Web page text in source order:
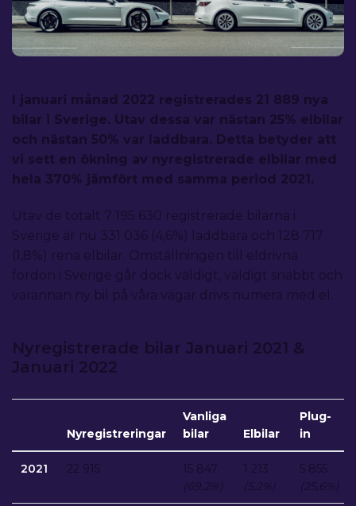
I januari månad 2022 registrerades 21 889 nya
bilar i Sverige. Utav dessa var nästan 25% elbilar
och nästan 50% var laddbara. Detta betyder att
vi sett en ökning av nyregistrerade elbilar med
hela 370% jämfört med samma period 2021.
Utav de totalt 7 195 630 registrerade bilarna i
Sverige är nu 331 036 (4,6%) laddbara och 128 717
(1,8%) rena elbilar. Omställningen till eldrivna
fordon i Sverige går dock väldigt, väldigt snabbt och
varannan ny bil på våra vägar drivs numera med el.
Nyregistrerade bilar Januari 2021 &
Januari 2022
Nyregistreringar
Vanliga
bilar
Elbilar
Plug-
in
2021 22 915
15 847
(69,2%)
1 213
(5,2%)
5 855
(25,6%)